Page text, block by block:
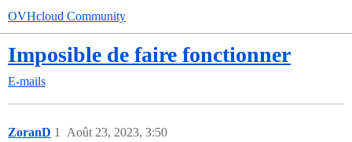
OVHcloud Community
Imposible de faire fonctionner
E-mails
ZoranD Août 23, 2023, 3:50
1